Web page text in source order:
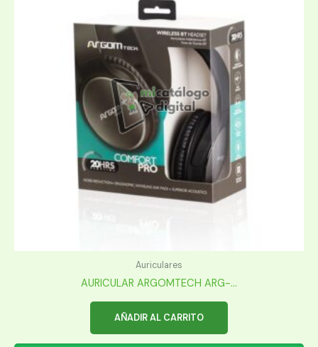
Auriculares
AURICULAR ARGOMTECH ARG-...
AÑADIR AL CARRITO